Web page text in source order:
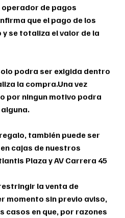
de pagos
que el pago de los
y se totaliza el valor de la
podra ser exigida dentro
la compra.Una vez
por ningun motivo podra
también puede ser
cajas de nuestros
Plaza y AV Carrera 45
restringir la venta de
momento sin previo aviso,
casos en que, por razones